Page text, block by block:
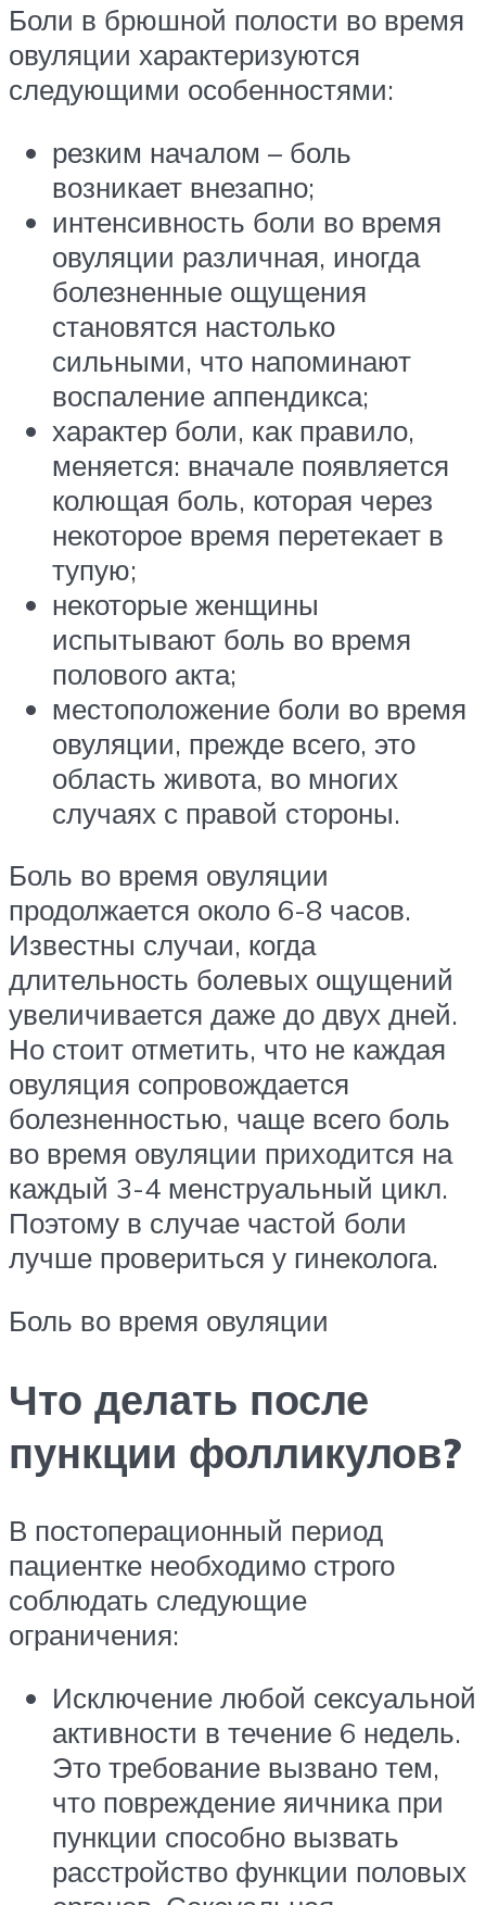
Боли в брюшной полости во время
овуляции характеризуются
следующими особенностями:
резким началом – боль
возникает внезапно;
интенсивность боли во время
овуляции различная, иногда
болезненные ощущения
становятся настолько
сильными, что напоминают
воспаление аппендикса;
характер боли, как правило,
меняется: вначале появляется
колющая боль, которая через
некоторое время перетекает в
тупую;
некоторые женщины
испытывают боль во время
полового акта;
местоположение боли во время
овуляции, прежде всего, это
область живота, во многих
случаях с правой стороны.
Боль во время овуляции
продолжается около 6-8 часов.
Известны случаи, когда
длительность болевых ощущений
увеличивается даже до двух дней.
Но стоит отметить, что не каждая
овуляция сопровождается
болезненностью, чаще всего боль
во время овуляции приходится на
каждый 3-4 менструальный цикл.
Поэтому в случае частой боли
лучше провериться у гинеколога.
Боль во время овуляции
Что делать после
пункции фолликулов?
В постоперационный период
пациентке необходимо строго
соблюдать следующие
ограничения:
Исключение любой сексуальной
активности в течение 6 недель.
Это требование вызвано тем,
что повреждение яичника при
пункции способно вызвать
расстройство функции половых